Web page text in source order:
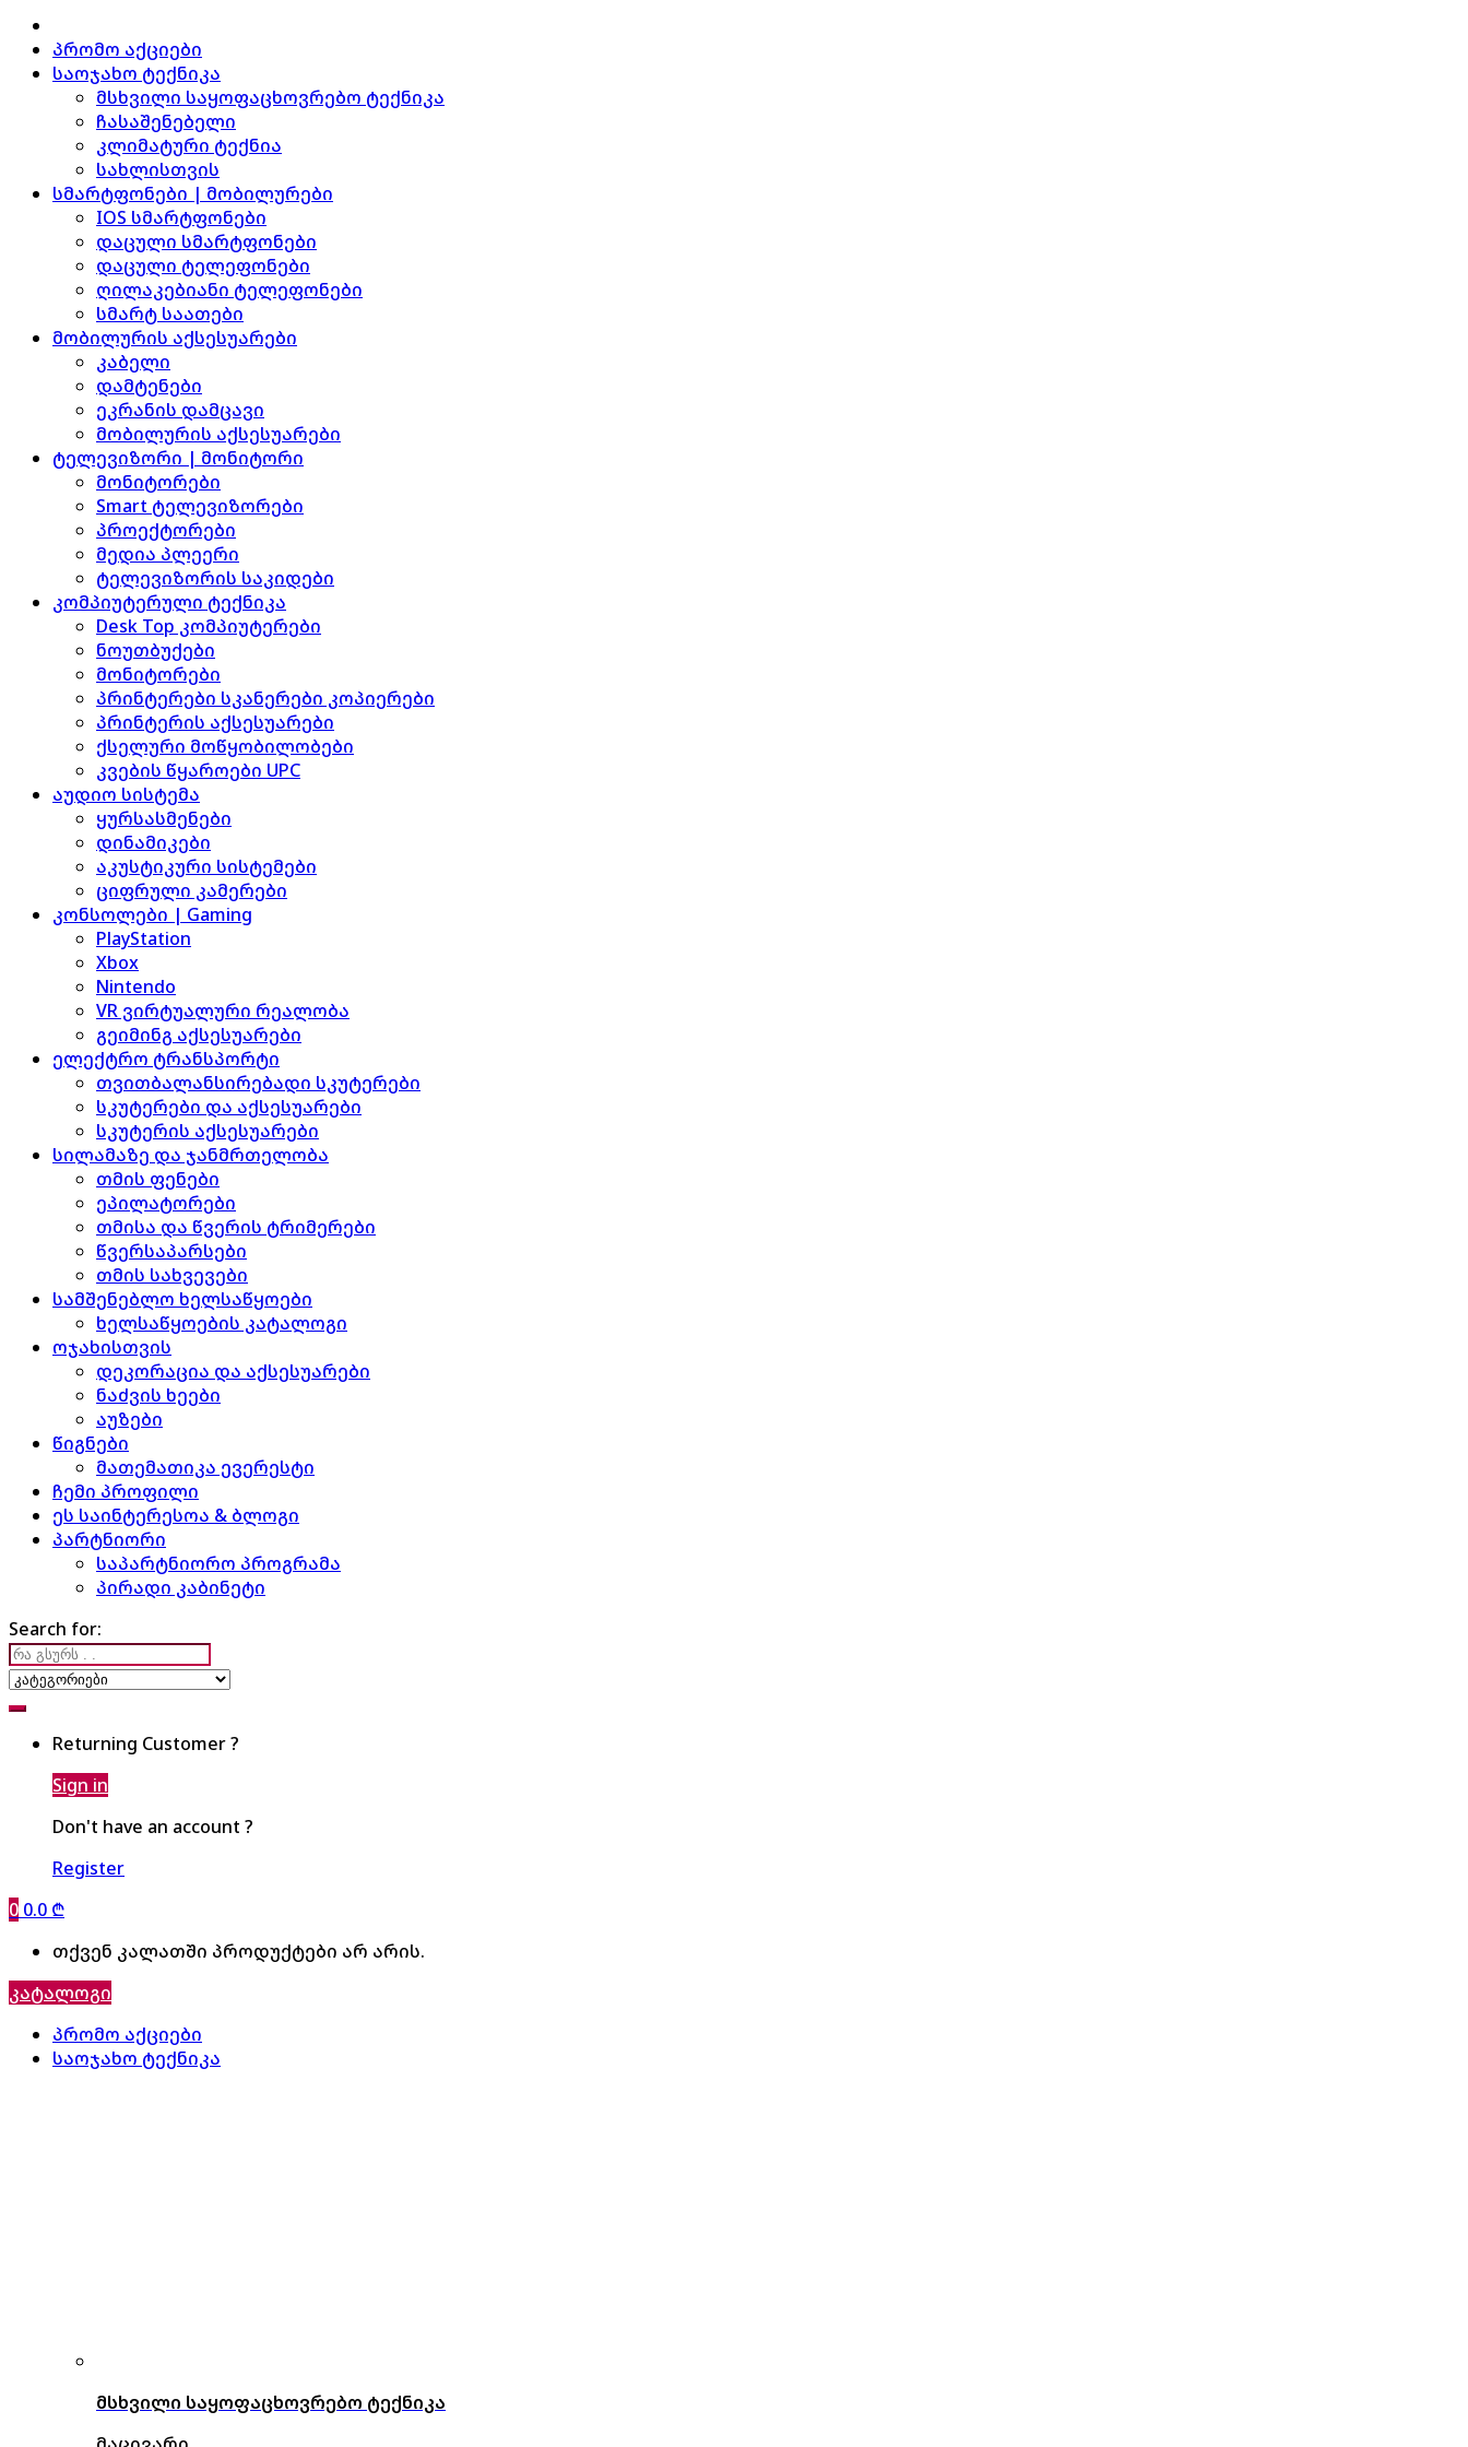
პრომო აქციები
საოჯახო ტექნიკა
მსხვილი საყოფაცხოვრებო ტექნიკა
ჩასაშენებელი
კლიმატური ტექნია
სახლისთვის
სმარტფონები | მობილურები
IOS სმარტფონები
დაცული სმარტფონები
დაცული ტელეფონები
ღილაკებიანი ტელეფონები
სმარტ საათები
მობილურის აქსესუარები
კაბელი
დამტენები
ეკრანის დამცავი
მობილურის აქსესუარები
ტელევიზორი | მონიტორი
მონიტორები
Smart ტელევიზორები
პროექტორები
მედია პლეერი
ტელევიზორის საკიდები
კომპიუტერული ტექნიკა
Desk Top კომპიუტერები
ნოუთბუქები
მონიტორები
პრინტერები სკანერები კოპიერები
პრინტერის აქსესუარები
ქსელური მოწყობილობები
კვების წყაროები UPC
აუდიო სისტემა
ყურსასმენები
დინამიკები
აკუსტიკური სისტემები
ციფრული კამერები
კონსოლები | Gaming
PlayStation
Xbox
Nintendo
VR ვირტუალური რეალობა
გეიმინგ აქსესუარები
ელექტრო ტრანსპორტი
თვითბალანსირებადი სკუტერები
სკუტერები და აქსესუარები
სკუტერის აქსესუარები
სილამაზე და ჯანმრთელობა
თმის ფენები
ეპილატორები
თმისა და წვერის ტრიმერები
წვერსაპარსები
თმის სახვევები
სამშენებლო ხელსაწყოები
ხელსაწყოების კატალოგი
ოჯახისთვის
დეკორაცია და აქსესუარები
ნაძვის ხეები
აუზები
წიგნები
მათემათიკა ევერესტი
ჩემი პროფილი
ეს საინტერესოა & ბლოგი
პარტნიორი
საპარტნიორო პროგრამა
პირადი კაბინეტი
Search for:
Returning Customer ?
Sign in
Don't have an account ?
Register
0 0.0 ₾
თქვენ კალათში პროდუქტები არ არის.
კატალოგი
პრომო აქციები
საოჯახო ტექნიკა
მსხვილი საყოფაცხოვრებო ტექნიკა